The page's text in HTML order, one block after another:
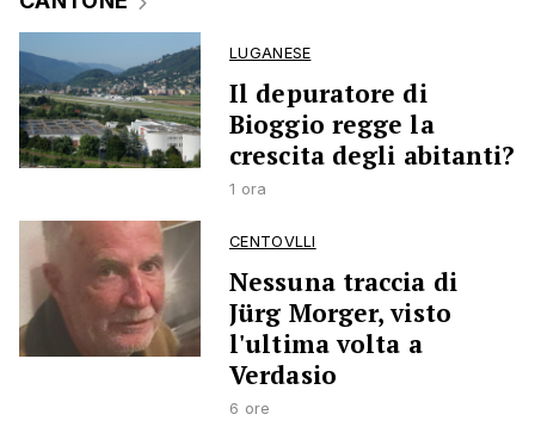
LUGANESE
Il depuratore di
Bioggio regge la
crescita degli abitanti?
1 ora
CENTOVLLI
Nessuna traccia di
Jürg Morger, visto
l'ultima volta a
Verdasio
6 ore